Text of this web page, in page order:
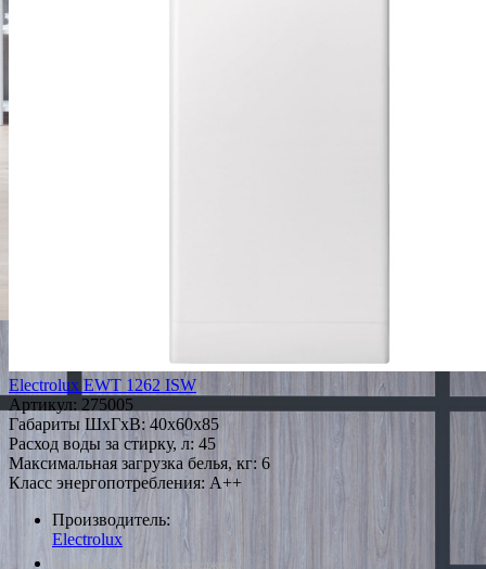
Electrolux EWT 1262 ISW
Артикул: 275005
Габариты ШxГxВ: 40x60x85
Расход воды за стирку, л: 45
Максимальная загрузка белья, кг: 6
Класс энергопотребления: A++
Производитель:
Electrolux
*Наличие уточняйте у менеджера